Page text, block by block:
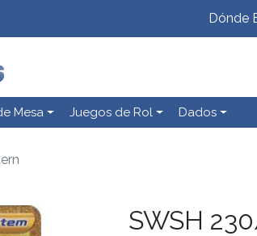
Dónde
Mesa Juegos de Rol Dados
SWSH